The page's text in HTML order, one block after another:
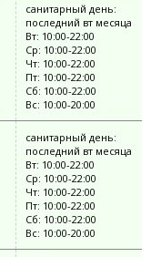
санитарный день:
последний вт месяца
Вт: 10:00-22:00
Ср: 10:00-22:00
Чт: 10:00-22:00
Пт: 10:00-22:00
Сб: 10:00-22:00
Вс: 10:00-20:00
санитарный день:
последний вт месяца
Вт: 10:00-22:00
Ср: 10:00-22:00
Чт: 10:00-22:00
Пт: 10:00-22:00
Сб: 10:00-22:00
Вс: 10:00-20:00